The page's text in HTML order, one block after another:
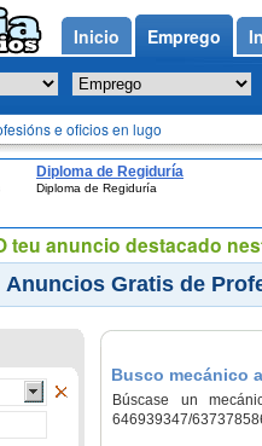
e oficios en lugo
Diploma de Regiduría
Diploma de Regiduría
Anuncios Gratis de
Busco mecánico
Búscase un
646939347/
Inicio Emprego
O teu anuncio destacado